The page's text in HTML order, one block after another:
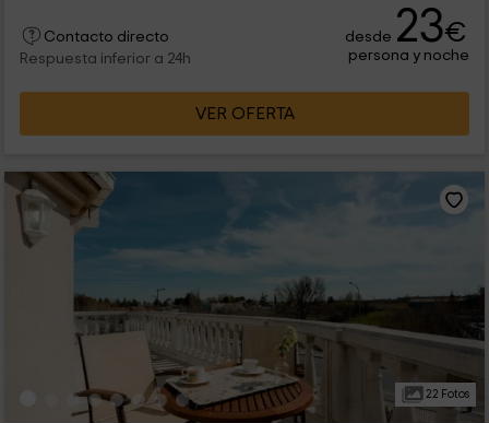
Contacto directo
Respuesta inferior a 24h
desde 23€
persona y noche
VER OFERTA
22 Fotos